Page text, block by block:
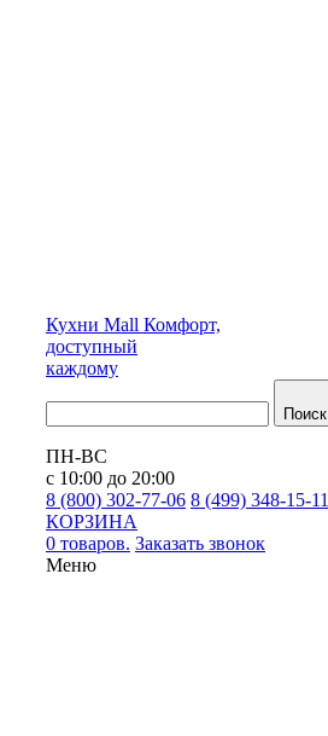
Кухни Mall Комфорт,
доступный
каждому
Поиск
ПН-ВС
с 10:00 до 20:00
8 (800) 302-77-06 8 (499) 348-15-11
КОРЗИНА
0 товаров. Заказать звонок
Меню